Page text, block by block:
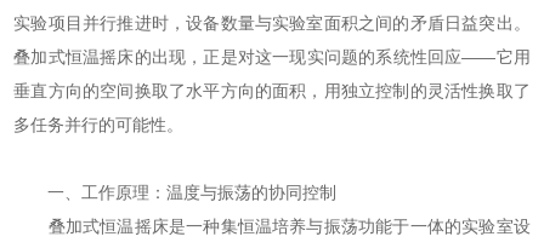
实验项目并行推进时，设备数量与实验室面积之间的矛盾日益突出。
叠加式恒温摇床的出现，正是对这一现实问题的系统性回应——它用
垂直方向的空间换取了水平方向的面积，用独立控制的灵活性换取了
多任务并行的可能性。
一、工作原理：温度与振荡的协同控制
叠加式恒温摇床是一种集恒温培养与振荡功能于一体的实验室设